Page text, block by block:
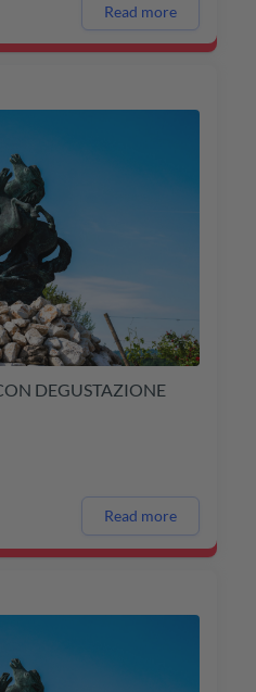
Read more
DEGUSTAZIONE
Read more